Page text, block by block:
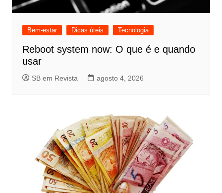
Bem-estar Dicas úteis Tecnologia
Reboot system now: O que é e quando
usar
SB em Revista agosto 4, 2026